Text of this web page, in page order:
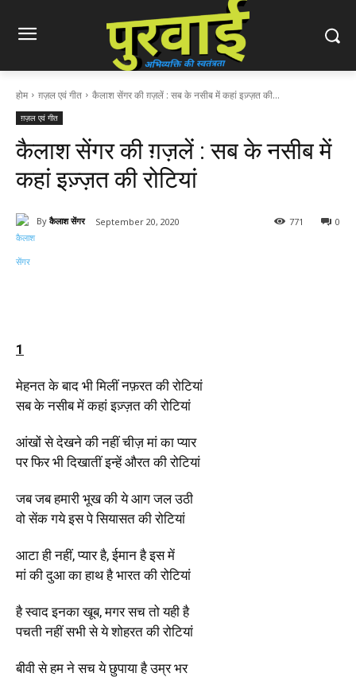
होम ग़ज़ल एवं गीत कैलाश सेंगर की ग़ज़लें : सब के नसीब में कहां इज़्ज़त की...
ग़ज़ल एवं गीत
कैलाश सेंगर की ग़ज़लें : सब के नसीब में
कहां इज़्ज़त की रोटियां
By कैलाश सेंगर September 20, 2020 0
771
1
मेहनत के बाद भी मिलीं नफ़रत की रोटियां
सब के नसीब में कहां इज़्ज़त की रोटियां
आंखों से देखने की नहीं चीज़ मां का प्यार
पर फिर भी दिखातीं इन्हें औरत की रोटियां
जब जब हमारी भूख की ये आग जल उठी
वो सेंक गये इस पे सियासत की रोटियां
आटा ही नहीं, प्यार है, ईमान है इस में
मां की दुआ का हाथ है भारत की रोटियां
है स्वाद इनका खूब, मगर सच तो यही है
पचती नहीं सभी से ये शोहरत की रोटियां
बीवी से हम ने सच ये छुपाया है उम्र भर